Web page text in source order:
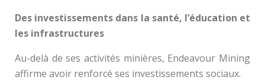
Des investissements dans la santé, l’éducation et
les infrastructures
Au-delà de ses activités minières, Endeavour Mining
affirme avoir renforcé ses investissements sociaux.